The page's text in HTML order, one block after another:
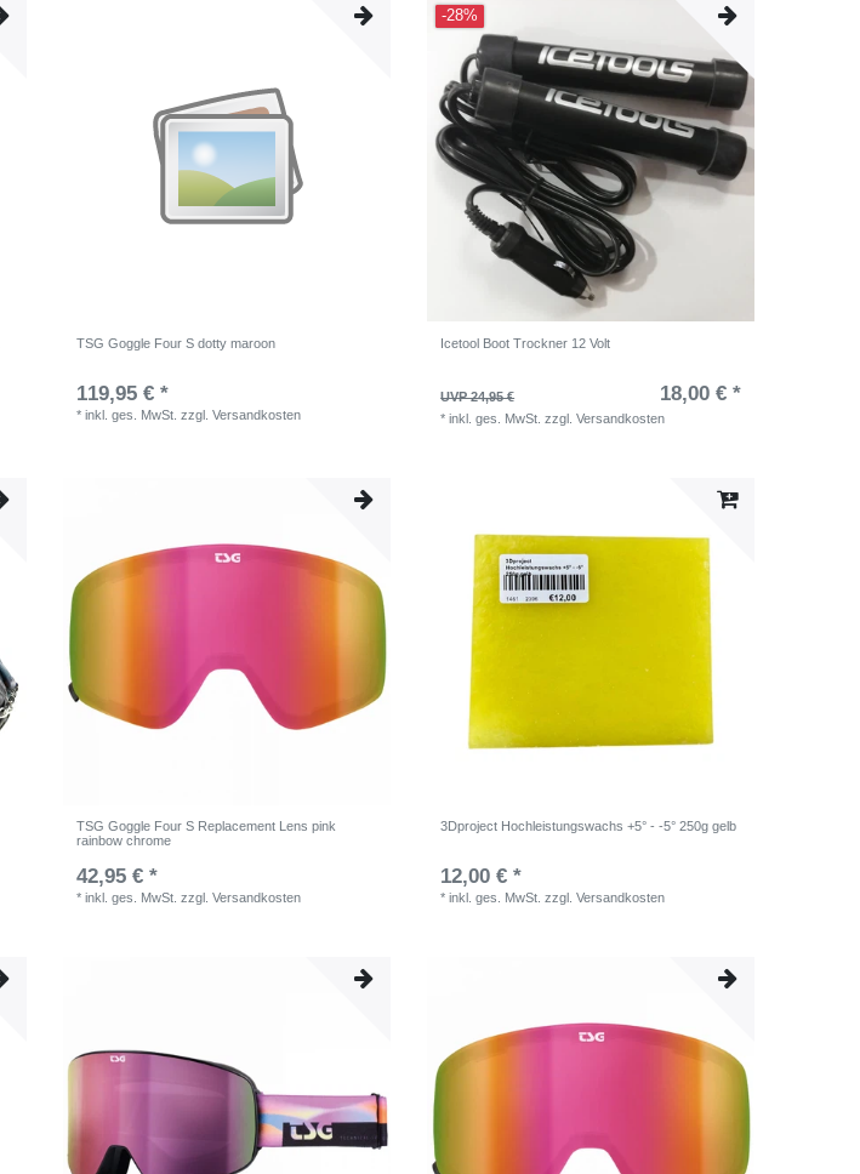
TSG Goggle Four S dotty maroon
119,95 € *
*inkl. ges. MwSt. zzgl.Versandkosten
-28%
Icetool Boot Trockner 12 Volt
UVP 24,95 € 18,00 € *
*inkl. ges. MwSt. zzgl.Versandkosten
TSG Goggle Four S Replacement Lens pink
rainbow chrome
42,95 € *
*inkl. ges. MwSt. zzgl.Versandkosten
3Dproject Hochleistungswachs +5° - -5° 250g gelb
12,00 € *
*inkl. ges. MwSt. zzgl.Versandkosten